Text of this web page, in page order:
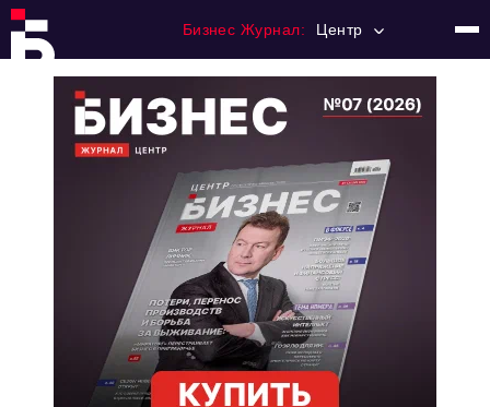
Бизнес Журнал: Центр
Регулирование
Премия "Тульский Бизнес"